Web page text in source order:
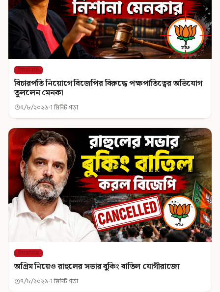
শিরোনাম
বিচারপতি নিয়োগে বিজেপির বিরুদ্ধে পক্ষপাতিত্বের অভিযোগ
তুললেন মেনকা
৭/৮/২০২৬ 1 মিনিট পড়া
শিরোনাম
অগ্রিম নিয়েও রাহুলের সভার বুকিং বাতিল যোগীরাজ্যে
৭/৮/২০২৬ 1 মিনিট পড়া